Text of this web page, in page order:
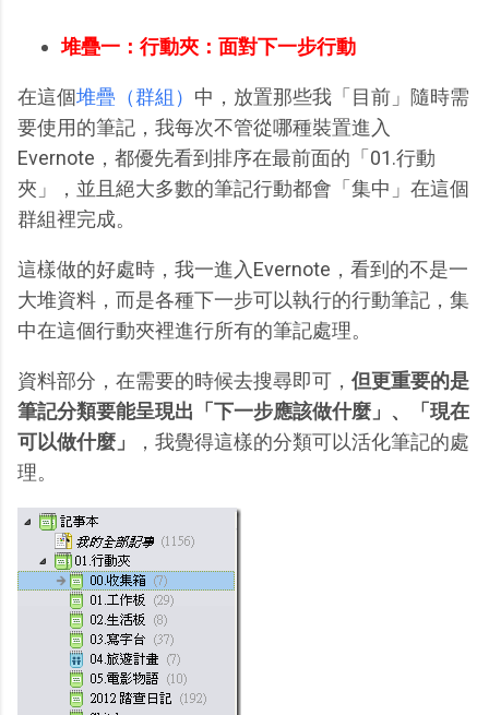
堆疊一：行動夾：面對下一步行動
在這個堆疊（群組） 中，放置那些我「目前」隨時需
要使用的筆記，我每次不管從哪種裝置進入
Evernote，都優先看到排序在最前面的「01.行動
夾」，並且絕大多數的筆記行動都會「集中」在這個
群組裡完成。
這樣做的好處時，我一進入Evernote，看到的不是一
大堆資料，而是各種下一步可以執行的行動筆記，集
中在這個行動夾裡進行所有的筆記處理。
資料部分，在需要的時候去搜尋即可， 但更重要的是
筆記分類要能呈現出「下一步應該做什麼」、「現在
可以做什麼」
，我覺得這樣的分類可以活化筆記的處
理。